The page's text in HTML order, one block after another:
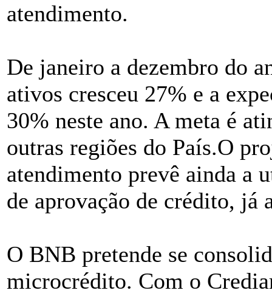
atendimento.
De janeiro a dezembro do
ativos cresceu 27% e a
30% neste ano. A meta é
outras regiões do País.O
atendimento prevê ainda a
de aprovação de crédito, já
O BNB pretende se
microcrédito. Com o